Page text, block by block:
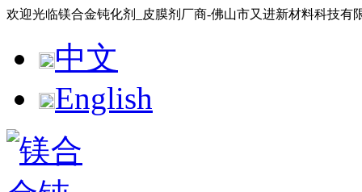
欢迎光临镁合金钝化剂_皮膜剂厂商-佛山市又进新材料科技有
中文
English